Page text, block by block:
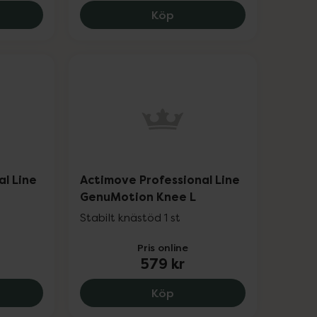
Leukotape Sports Edition Black, 159 kr.
KöpActimove Professional
XL, 579 kr.
Line
Professional Line GenuMotion Knee S, 579 kr.
Actimove Professional Line
GenuMotion Knee L
Stabilt knästöd 1 st
Pris online
579 kr
KöpActimove Professional